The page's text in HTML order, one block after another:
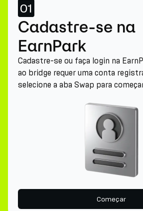
01
Cadastre-se na
EarnPark
Cadastre-se ou faça login na
ao bridge requer uma conta
selecione a aba Swap para
Começar